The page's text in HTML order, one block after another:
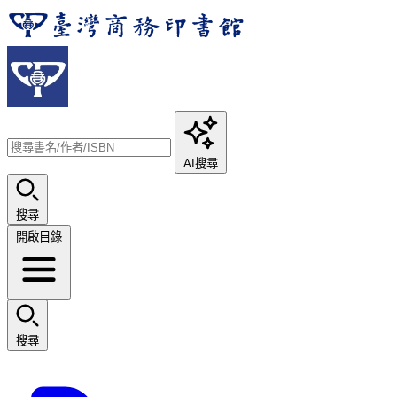
AI搜尋
搜尋
開啟目錄
搜尋